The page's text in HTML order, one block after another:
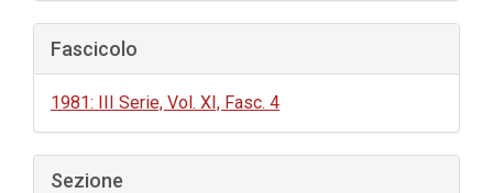
Fascicolo
1981: III Serie, Vol. XI, Fasc. 4
Sezione